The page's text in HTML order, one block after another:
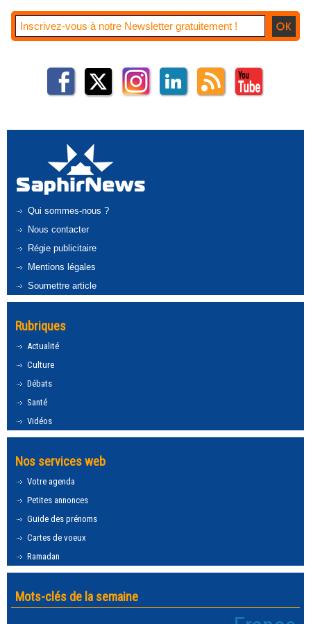
Qui sommes-nous ?
Nous contacter
Régie publicitaire
Mentions légales
Soumettre article
Rubriques
Actualité
Culture
Débats
Santé
Vidéos
Nos services web
Votre agenda
Petites annonces
Guide des prénoms
Cartes de voeux
Ramadan
Mots-clés de la semaine